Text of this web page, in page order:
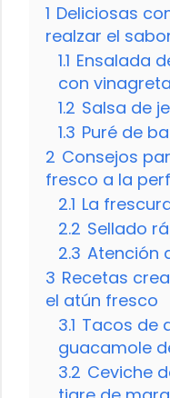
1 Deliciosas
realzar el
1.1 Ensalada
con
1.2 Salsa de
1.3 Puré de
2 Consejos
fresco a la
2.1 La
2.2 Sellado
2.3 Atención
3 Recetas
el atún fresco
3.1 Tacos de
guacamole
3.2 Ceviche